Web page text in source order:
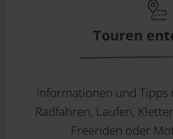
Touren
Informationen und Tipps
Radfahren, Laufen,
Freeriden oder